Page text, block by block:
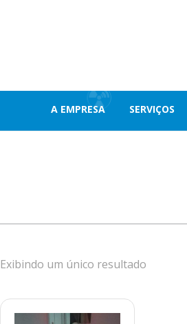
A EMPRESA SERVIÇOS
Exibindo um único resultado